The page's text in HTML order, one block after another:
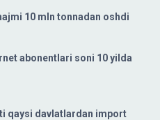
10 mln tonnadan oshdi
abonentlari soni 10 yilda
qaysi davlatlardan import